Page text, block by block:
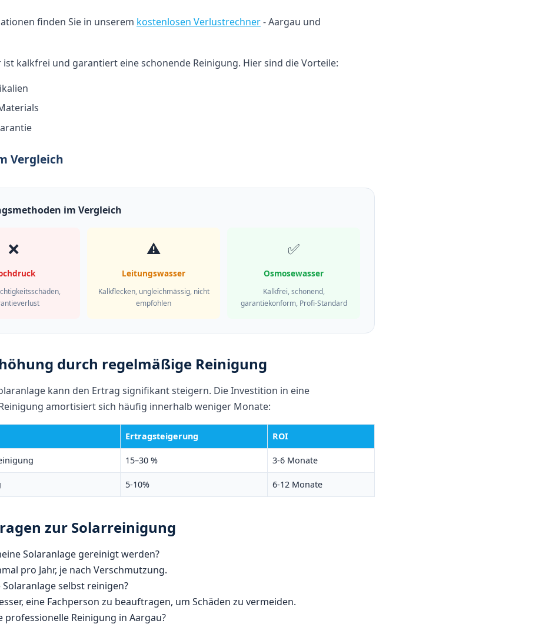
finden Sie in unserem kostenlosen Verlustrechner- Aargau und
ist kalkfrei und garantiert eine schonende Reinigung. Hier sind die Vorteile:
Vergleich
im Vergleich
❌ ⚠️
Leitungswasser
Kalkflecken, ungleichmässig, nicht
empfohlen
✅
Osmosewasser
Kalkfrei, schonend,
garantiekonform, Profi-Standard
durch regelmäßige Reinigung
kann den Ertrag signifikant steigern. Die Investition in eine
amortisiert sich häufig innerhalb weniger Monate:
Ertragsteigerung ROI
15–30 % 3-6 Monate
5-10% 6-12 Monate
zur Solarreinigung
Solaranlage gereinigt werden?
pro Jahr, je nach Verschmutzung.
selbst reinigen?
eine Fachperson zu beauftragen, um Schäden zu vermeiden.
professionelle Reinigung in Aargau?